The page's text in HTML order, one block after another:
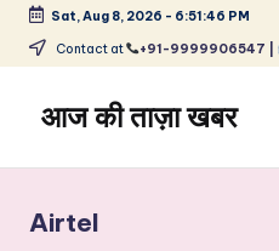
Skip
content
Sat, Aug 8, 2026 - 6:51:46 PM
Contact at +91-9999906547 |
आज की ताज़ा खबर
ताज़ा
समाचार
Airtel